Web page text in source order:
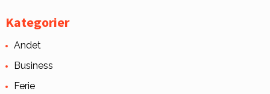
Kategorier
Andet
Business
Ferie